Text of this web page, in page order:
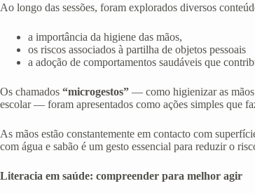
Ao longo das sessões, foram explorados diversos
a importância da higiene das mãos,
os riscos associados à partilha de objetos pessoais
a adoção de comportamentos saudáveis que
Os chamados “microgestos” — como higienizar as mãos
escolar — foram apresentados como ações simples que
As mãos estão constantemente em contacto com
com água e sabão é um gesto essencial para reduzir o
Literacia em saúde: compreender para melhor agir